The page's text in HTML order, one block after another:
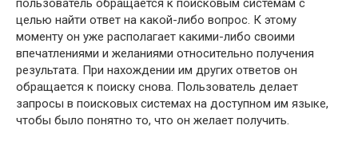
пользователь обращается к поисковым системам с
целью найти ответ на какой-либо вопрос. К этому
моменту он уже располагает какими-либо своими
впечатлениями и желаниями относительно получения
результата. При нахождении им других ответов он
обращается к поиску снова. Пользователь делает
запросы в поисковых системах на доступном им языке,
чтобы было понятно то, что он желает получить.